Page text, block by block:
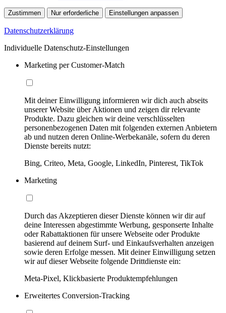
Zustimmen Nur erforderliche Einstellungen anpassen
Datenschutzerklärung
Individuelle Datenschutz-Einstellungen
Marketing per Customer-Match
Mit deiner Einwilligung informieren wir dich auch abseits
unserer Website über Aktionen und zeigen dir relevante
Produkte. Dazu gleichen wir deine verschlüsselten
personenbezogenen Daten mit folgenden externen Anbietern
ab und nutzen deren Online-Werbekanäle, sofern du deren
Dienste bereits nutzt:
Bing, Criteo, Meta, Google, LinkedIn, Pinterest, TikTok
Marketing
Durch das Akzeptieren dieser Dienste können wir dir auf
deine Interessen abgestimmte Werbung, gesponserte Inhalte
oder Rabattaktionen für unsere Webseite oder Produkte
basierend auf deinem Surf- und Einkaufsverhalten anzeigen
sowie deren Erfolge messen. Mit deiner Einwilligung setzen
wir auf dieser Webseite folgende Drittdienste ein:
Meta-Pixel, Klickbasierte Produktempfehlungen
Erweitertes Conversion-Tracking